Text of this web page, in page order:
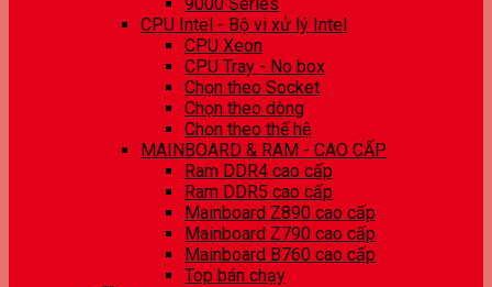
CPU Intel - Bộ vi xử lý Intel
CPU Xeon
CPU Tray - No box
Chọn theo Socket
Chọn theo dòng
Chọn theo thế hệ
MAINBOARD & RAM - CAO CẤP
Ram DDR4 cao cấp
Ram DDR5 cao cấp
Mainboard Z890 cao cấp
Mainboard Z790 cao cấp
Mainboard B760 cao cấp
Top bán chạy